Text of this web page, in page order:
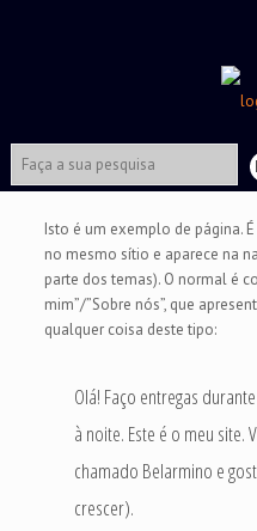
Isto é um exemplo de página.
no mesmo sítio e aparece na
parte dos temas). O normal é
mim”/”Sobre nós”, que
qualquer coisa deste tipo:
Olá! Faço entregas
à noite. Este é o meu site.
chamado Belarmino e
crescer).